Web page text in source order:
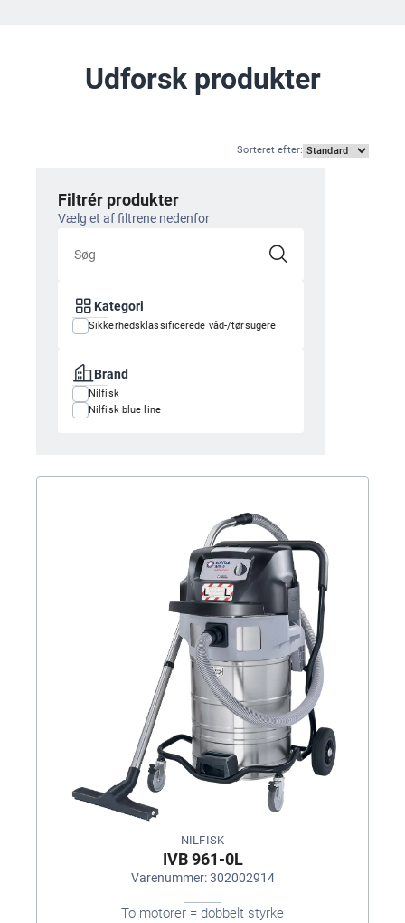
Udforsk produkter
Sorteret efter:
Filtrér produkter
Vælg et af filtrene nedenfor
Kategori
Sikkerhedsklassificerede våd-/tørsugere
Brand
Nilfisk
Nilfisk blue line
NILFISK
IVB 961-0L
Varenummer: 302002914
To motorer = dobbelt styrke